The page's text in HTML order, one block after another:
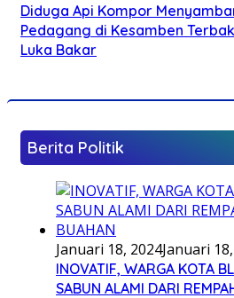
Diduga Api Kompor
Pedagang di Kesamben
Luka Bakar
Berita Politik
Januari 18, 2024Januari
INOVATIF, WARGA KOTA
SABUN ALAMI DARI